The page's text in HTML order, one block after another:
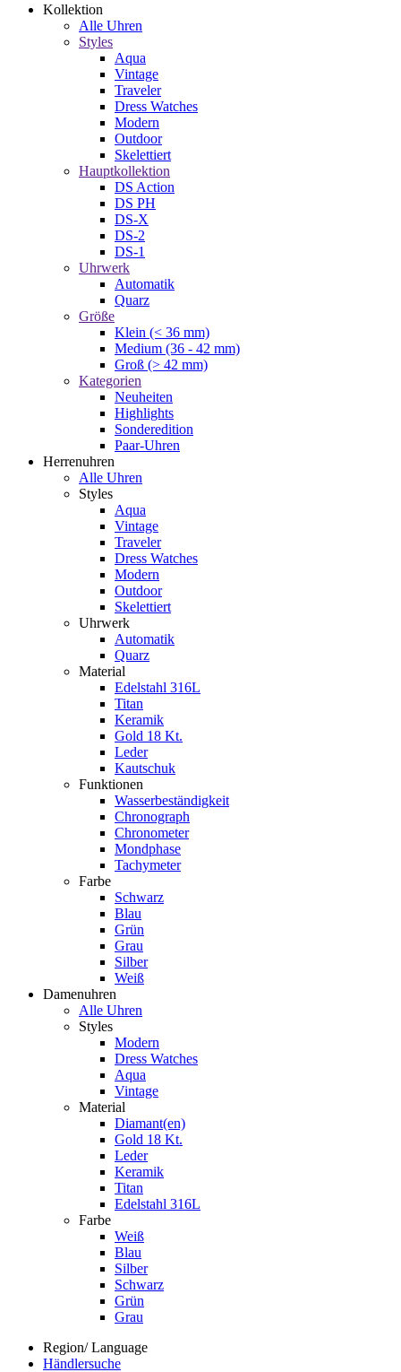
Kollektion
Alle Uhren
Styles
Aqua
Vintage
Traveler
Dress Watches
Modern
Outdoor
Skelettiert
Hauptkollektion
DS Action
DS PH
DS-X
DS-2
DS-1
Uhrwerk
Automatik
Quarz
Größe
Klein (< 36 mm)
Medium (36 - 42 mm)
Groß (> 42 mm)
Kategorien
Neuheiten
Highlights
Sonderedition
Paar-Uhren
Herrenuhren
Alle Uhren
Styles
Aqua
Vintage
Traveler
Dress Watches
Modern
Outdoor
Skelettiert
Uhrwerk
Automatik
Quarz
Material
Edelstahl 316L
Titan
Keramik
Gold 18 Kt.
Leder
Kautschuk
Funktionen
Wasserbeständigkeit
Chronograph
Chronometer
Mondphase
Tachymeter
Farbe
Schwarz
Blau
Grün
Grau
Silber
Weiß
Damenuhren
Alle Uhren
Styles
Modern
Dress Watches
Aqua
Vintage
Material
Diamant(en)
Gold 18 Kt.
Leder
Keramik
Titan
Edelstahl 316L
Farbe
Weiß
Blau
Silber
Schwarz
Grün
Grau
Region/ Language
Händlersuche